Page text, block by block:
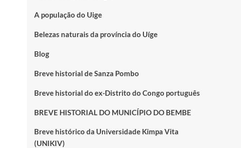
A população do Uige
Belezas naturais da província do Uíge
Blog
Breve historial de Sanza Pombo
Breve historial do ex-Distrito do Congo português
BREVE HISTORIAL DO MUNICÍPIO DO BEMBE
Breve histórico da Universidade Kimpa Vita
(UNIKIV)